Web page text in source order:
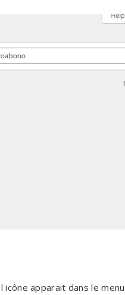
apparait dans le menu